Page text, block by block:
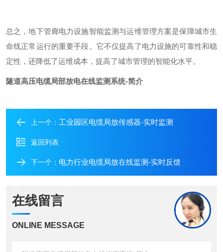
总之，地下管廊电力设施智能监测与运维管理方案是保障城市生
命线正常运行的重要手段。它不仅提高了电力设施的可靠性和稳
定性，还降低了运维成本，提高了城市管理的智能化水平。
隧道高压电缆局部放电在线监测系统-简介
上一个： 工业园区电缆局放传感器-实时监测
返回列表
下一个： 电力行业电缆局放在线监测-实时反馈
在线留言
ONLINE MESSAGE